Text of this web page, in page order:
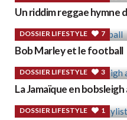
Un riddim reggae hymne
DOSSIER LIFESTYLE 7
Bob Marley et le football
DOSSIER LIFESTYLE 3
La Jamaïque en bobsleigh
DOSSIER LIFESTYLE 1